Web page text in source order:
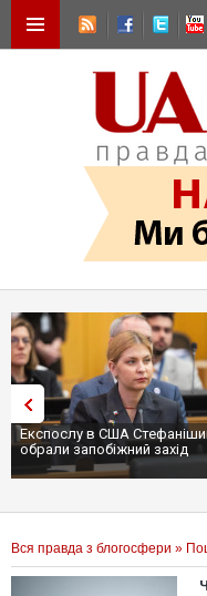
Експослу в США
обрали запобіжний захід
Вся правда з блогосфери »